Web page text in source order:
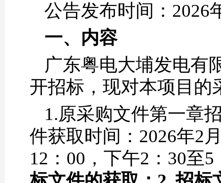
公告发布时间：2026
一、 内容
广东粤电大埔发电有
开招标，现对本项目的
1.原采购文件第一章
件获取时间：2026年2
12：00，下午2：30至